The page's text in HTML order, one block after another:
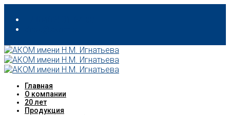
Главная
О компании
20 лет
Продукция